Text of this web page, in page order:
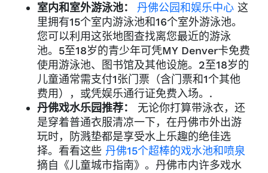
室内和室外游泳池： 丹佛公园和娱乐中心 这
里拥有15个室内游泳池和16个室外游泳池。
您可以利用这张地图查找离您最近的游泳
池。5至18岁的青少年可凭MY Denver卡免费
使用游泳池、图书馆及其他设施。2至18岁的
儿童通常需支付1张门票（含门票和1个其他
费用），或凭娱乐通行证免费入场。.
丹佛戏水乐园推荐：
无论你打算带泳衣，还
是穿着普通衣服清凉一下，在丹佛市外出游
玩时，防溅垫都是享受水上乐趣的绝佳选
择。看看这些 丹佛15个超棒的戏水池和喷泉
摘自《儿童城市指南》。丹佛市内许多戏水